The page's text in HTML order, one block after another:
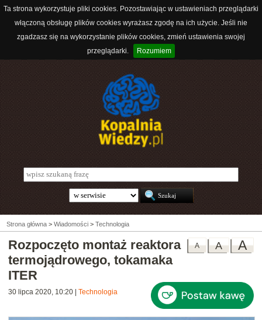
Ta strona wykorzystuje pliki cookies. Pozostawiając w ustawieniach przeglądarki
włączoną obsługę plików cookies wyrażasz zgodę na ich użycie. Jeśli nie
zgadzasz się na wykorzystanie plików cookies, zmień ustawienia swojej
przeglądarki.
Rozumiem
Strona główna > Wiadomości > Technologia
A
A
A
Rozpoczęto montaż reaktora
termojądrowego, tokamaka
ITER
30 lipca 2020, 10:20 Technologia